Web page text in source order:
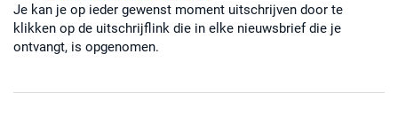
Je kan je op ieder gewenst moment uitschrijven door te
klikken op de uitschrijflink die in elke nieuwsbrief die je
ontvangt, is opgenomen.